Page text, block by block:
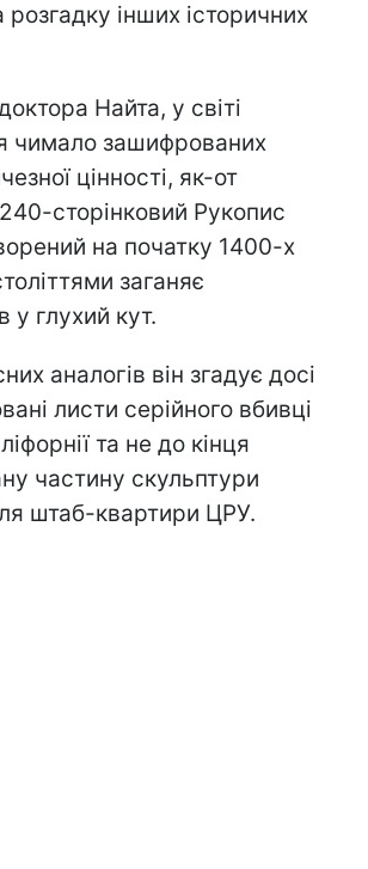
інших історичних
Найта, у світі
чимало зашифрованих
цінності, як-от
сторінковий Рукопис
на початку 1400-х
заганяє
у глухий кут.
аналогів він згадує досі
листи серійного вбивці
та не до кінця
частину скульптури
штаб-квартири ЦРУ.